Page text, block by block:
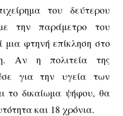
του δεύτερου
την παράμετρο του
μια φτηνή επίκληση στο
Αν η πολιτεία της
για την υγεία των
το δικαίωμα ψήφου, θα
και 18 χρόνια.